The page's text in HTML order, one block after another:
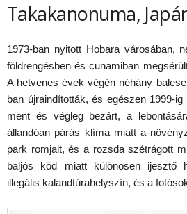
Takakanonuma,
1973-ban nyitott Hobara városában,
földrengésben és cunamiban
A hetvenes évek végén néhány
ban újraindították, és egészen 1999-
ment és végleg bezárt, a
állandóan párás klíma miatt a
park romjait, és a rozsda szétrágott
baljós köd miatt különösen ijesztő
illegális kalandtúrahelyszín, és a